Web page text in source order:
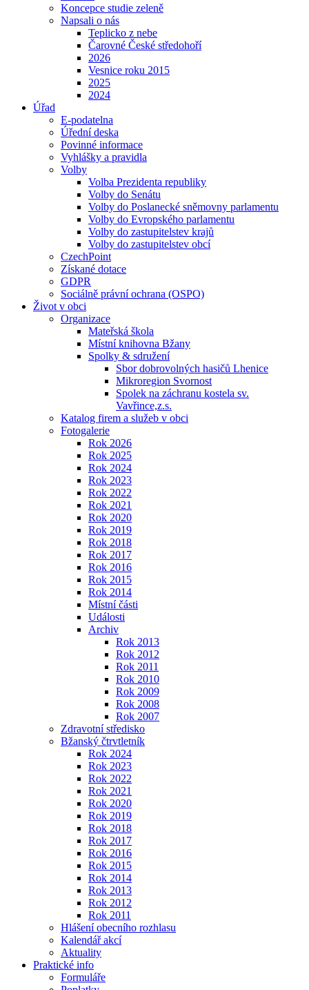
Koncepce studie zeleně
Napsali o nás
Teplicko z nebe
Čarovné České středohoří
2026
Vesnice roku 2015
2025
2024
Úřad
E-podatelna
Úřední deska
Povinné informace
Vyhlášky a pravidla
Volby
Volba Prezidenta republiky
Volby do Senátu
Volby do Poslanecké sněmovny parlamentu
Volby do Evropského parlamentu
Volby do zastupitelstev krajů
Volby do zastupitelstev obcí
CzechPoint
Získané dotace
GDPR
Sociálně právní ochrana (OSPO)
Život v obci
Organizace
Mateřská škola
Místní knihovna Bžany
Spolky & sdružení
Sbor dobrovolných hasičů Lhenice
Mikroregion Svornost
Spolek na záchranu kostela sv.
Vavřince,z.s.
Katalog firem a služeb v obci
Fotogalerie
Rok 2026
Rok 2025
Rok 2024
Rok 2023
Rok 2022
Rok 2021
Rok 2020
Rok 2019
Rok 2018
Rok 2017
Rok 2016
Rok 2015
Rok 2014
Místní části
Události
Archiv
Rok 2013
Rok 2012
Rok 2011
Rok 2010
Rok 2009
Rok 2008
Rok 2007
Zdravotní středisko
Bžanský čtrvtletník
Rok 2024
Rok 2023
Rok 2022
Rok 2021
Rok 2020
Rok 2019
Rok 2018
Rok 2017
Rok 2016
Rok 2015
Rok 2014
Rok 2013
Rok 2012
Rok 2011
Hlášení obecního rozhlasu
Kalendář akcí
Aktuality
Praktické info
Formuláře